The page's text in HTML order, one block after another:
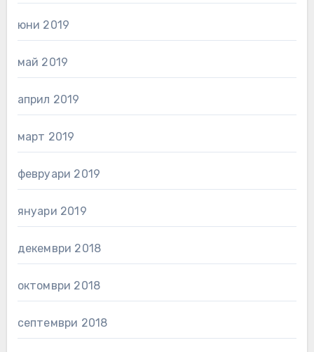
юни 2019
май 2019
април 2019
март 2019
февруари 2019
януари 2019
декември 2018
октомври 2018
септември 2018